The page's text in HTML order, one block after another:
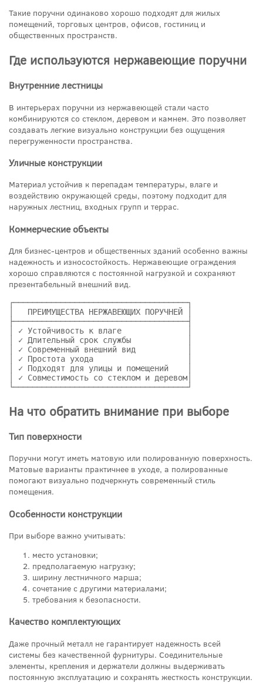
Такие поручни одинаково хорошо подходят для жилых
помещений, торговых центров, офисов, гостиниц и
общественных пространств.
Где используются нержавеющие поручни
Внутренние лестницы
В интерьерах поручни из нержавеющей стали часто
комбинируются со стеклом, деревом и камнем. Это позволяет
создавать легкие визуально конструкции без ощущения
перегруженности пространства.
Уличные конструкции
Материал устойчив к перепадам температуры, влаге и
воздействию окружающей среды, поэтому подходит для
наружных лестниц, входных групп и террас.
Коммерческие объекты
Для бизнес-центров и общественных зданий особенно важны
надежность и износостойкость. Нержавеющие ограждения
хорошо справляются с постоянной нагрузкой и сохраняют
презентабельный внешний вид.
┌─────────────────────────────────────┐
│   ПРЕИМУЩЕСТВА НЕРЖАВЕЮЩИХ ПОРУЧНЕЙ │
├─────────────────────────────────────┤
│ ✓ Устойчивость к влаге              │
│ ✓ Длительный срок службы            │
│ ✓ Современный внешний вид           │
│ ✓ Простота ухода                    │
│ ✓ Подходят для улицы и помещений    │
│ ✓ Совместимость со стеклом и деревом│
└─────────────────────────────────────┘
На что обратить внимание при выборе
Тип поверхности
Поручни могут иметь матовую или полированную поверхность.
Матовые варианты практичнее в уходе, а полированные
помогают визуально подчеркнуть современный стиль
помещения.
Особенности конструкции
При выборе важно учитывать:
место установки;
предполагаемую нагрузку;
ширину лестничного марша;
сочетание с другими материалами;
требования к безопасности.
Качество комплектующих
Даже прочный металл не гарантирует надежность всей
системы без качественной фурнитуры. Соединительные
элементы, крепления и держатели должны выдерживать
постоянную эксплуатацию и сохранять жесткость конструкции.